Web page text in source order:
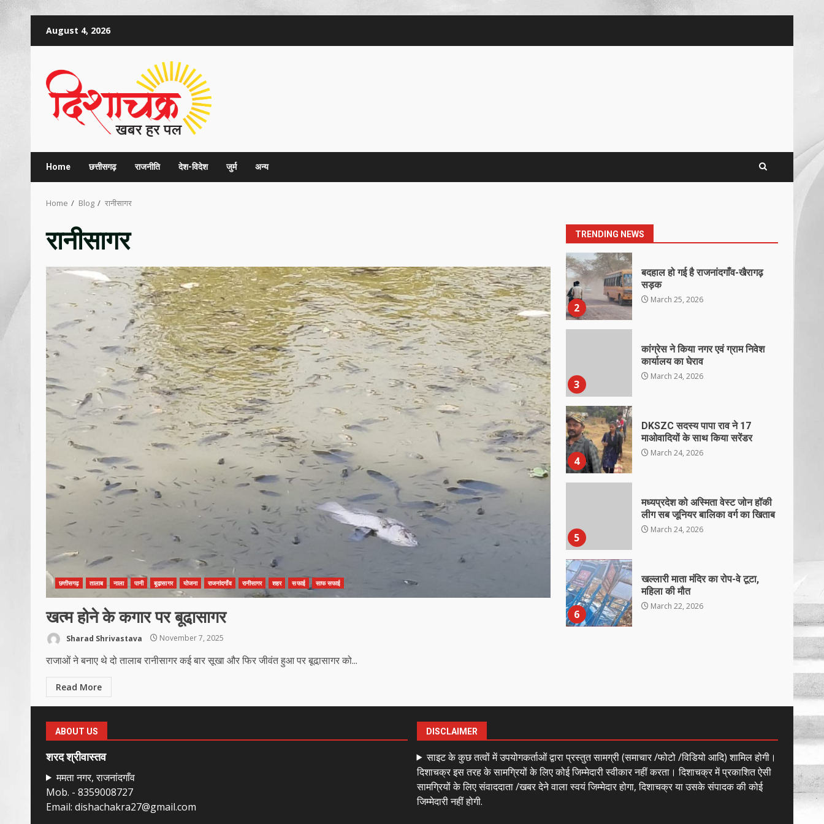
August 4, 2026
Home छत्तीसगढ़ राजनीति देश-विदेश जुर्म अन्य
Home Blog रानीसागर
रानीसागर
छत्तीसगढ़ तालाब नाला पानी बूढा़सागर योजना राजनांदगाँव रानीसागर शहर सफाई साफ सफाई
खत्म होने के कगार पर बूढा़सागर
Sharad Shrivastava November 7, 2025
राजाओं ने बनाए थे दो तालाब रानीसागर कई बार सूखा और फिर जीवंत हुआ पर बूढा़सागर को...
Read More
TRENDING NEWS
7
1
March 25, 2026
2
बदहाल हो गई है राजनांदगाँव-खैरागढ़
सड़क
March 25, 2026
3
कांग्रेस ने किया नगर एवं ग्राम निवेश
कार्यालय का घेराव
March 24, 2026
4
DKSZC सदस्य पापा राव ने 17
माओवादियों के साथ किया सरेंडर
March 24, 2026
5
मध्यप्रदेश को अस्मिता वेस्ट जोन हॉकी
लीग सब जूनियर बालिका वर्ग का खिताब
March 24, 2026
6
खल्लारी माता मंदिर का रोप-वे टूटा,
महिला की मौत
March 22, 2026
1
March 25, 2026
ABOUT US
शरद श्रीवास्तव
ममता नगर, राजनांदगाँव
Mob. - 8359008727
Email: dishachakra27@gmail.com
DISCLAIMER
साइट के कुछ तत्वों में उपयोगकर्ताओं द्वारा प्रस्तुत सामग्री (समाचार /फोटो /विडियो आदि) शामिल होगी।
दिशाचक्र इस तरह के सामग्रियों के लिए कोई जिम्मेदारी स्वीकार नहीं करता। दिशाचक्र में प्रकाशित ऐसी
सामग्रियों के लिए संवाददाता /खबर देने वाला स्वयं जिम्मेदार होगा, दिशाचक्र या उसके संपादक की कोई
जिम्मेदारी नहीं होगी.